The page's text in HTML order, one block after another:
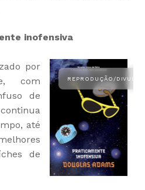
inofensiva
por
com
de
até
de